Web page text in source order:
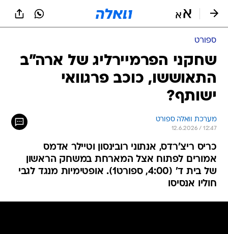
ספורט
שחקני הפרמיירליג של ארה"ב
התאוששו, כוכב פרגוואי
ישותף?
מערכת וואלה ספורט
12.6.2026 / 12:47
כריס ריצ'רדס, אנתוני רובינסון וטיילר אדמס
אמורים לפתוח אצל המארחת במשחק הראשון
של בית ד' (4:00, ספורט1). אופטימיות מנגד לגבי
חוליו אנסיסו